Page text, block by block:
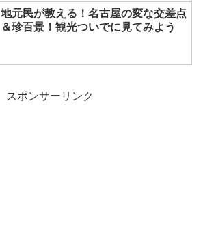
地元民が教える！名古屋の変な交差点
＆珍百景！観光ついでに見てみよう
スポンサーリンク